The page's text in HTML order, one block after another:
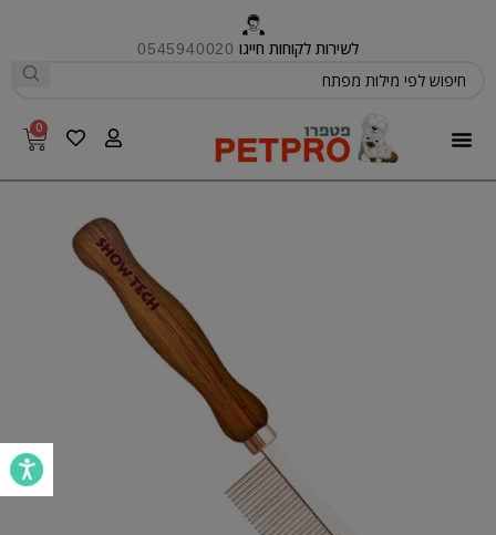
לשירות לקוחות חייגו 0545940020
0